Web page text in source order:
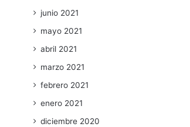
junio 2021
mayo 2021
abril 2021
marzo 2021
febrero 2021
enero 2021
diciembre 2020